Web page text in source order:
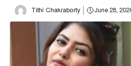
Tithi Chakraborty June 28,